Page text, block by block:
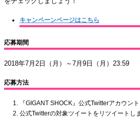
キャンペーンページはこちら
応募期間
2018年7月2日（月）～7月9日（月）23:59
応募方法
『GIGANT SHOCK』公式Twitterアカウン
公式Twitterの対象ツイートをリツイートし